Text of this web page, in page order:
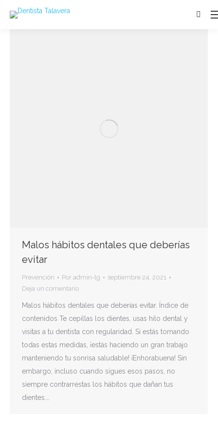
Malos hábitos dentales que deberías
evitar
Prevención Por admin-lg
septiembre 24, 2021
Deja un comentario
Malos hábitos dentales que deberías evitar. Índice de
contenidos Te cepillas los dientes, usas hilo dental y
visitas a tu dentista con regularidad. Si estás tomando
todas estas medidas, ¡estás haciendo un gran trabajo
manteniendo tu sonrisa saludable! ¡Enhorabuena! Sin
embargo, incluso cuando sigues esos pasos, no
siempre contrarrestas los hábitos que dañan tus
dientes.…